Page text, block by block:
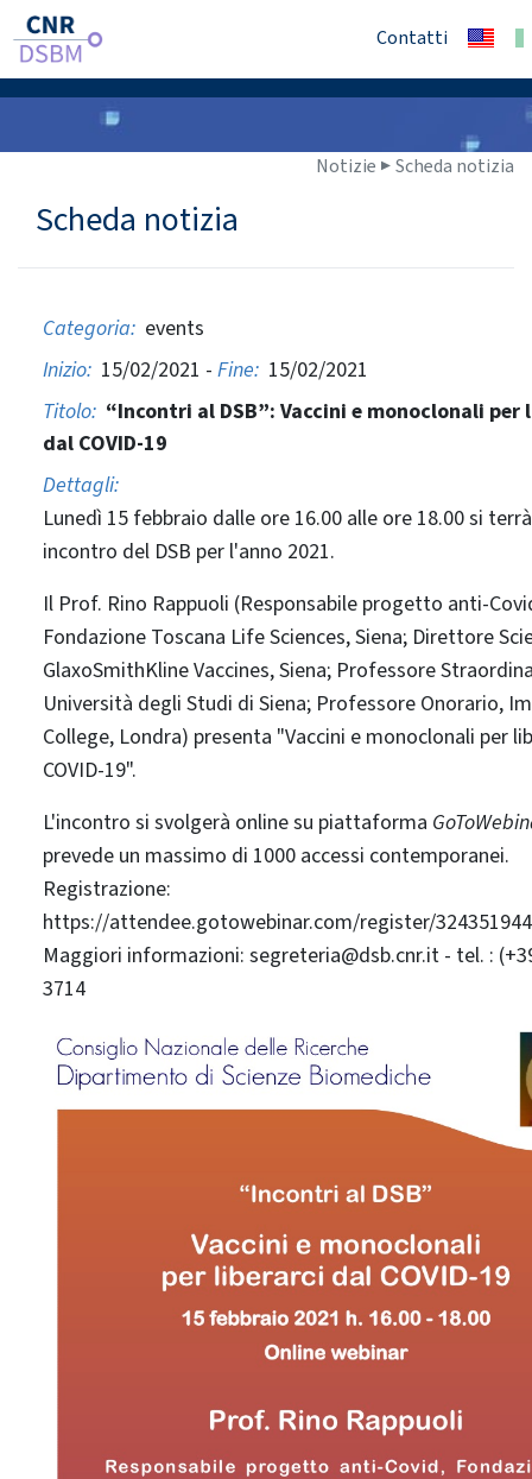
Contatti
Notizie ▶Scheda notizia
Scheda notizia
Categoria:events
Inizio:15/02/2021 - Fine:15/02/2021
Titolo: “Incontri al DSB”: Vaccini e monoclonali per
dal COVID-19
Dettagli:
Lunedì 15 febbraio dalle ore 16.00 alle ore 18.00 si
incontro del DSB per l'anno 2021.
Il Prof. Rino Rappuoli (Responsabile progetto anti-
Fondazione Toscana Life Sciences, Siena; Direttore
GlaxoSmithKline Vaccines, Siena; Professore
Università degli Studi di Siena; Professore Onorario,
College, Londra) presenta "Vaccini e monoclonali per
COVID-19".
L'incontro si svolgerà online su piattaforma
prevede un massimo di 1000 accessi contemporanei.
Registrazione:
https://attendee.gotowebinar.com/register/
Maggiori informazioni: segreteria@dsb.cnr.it - tel. :
3714